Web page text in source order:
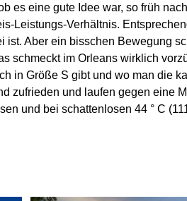
es eine gute Idee war, so früh
Leistungs-Verhältnis.
ist.Aber ein bisschen Bewegung
schmeckt im Orleans wirklich
in Größe S gibt und wo man die
zufrieden und laufen gegen eine
und bei schattenlosen 44 ° C